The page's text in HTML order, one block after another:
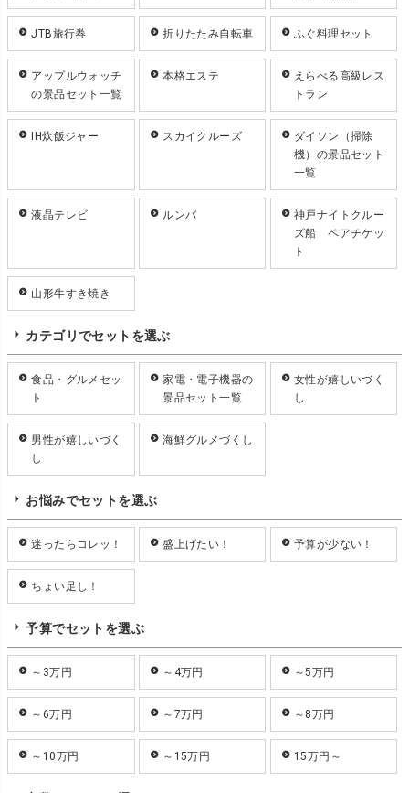
JTB旅行券 折りたたみ自転車 ふぐ料理セット
アップルウォッチ
の景品セット一覧
本格エステ
えらべる高級レス
トラン
IH炊飯ジャー スカイクルーズ
ダイソン（掃除
機）の景品セット
一覧
液晶テレビ ルンバ
神戸ナイトクルー
ズ船 ペアチケッ
ト
山形牛すき焼き
カテゴリでセットを選ぶ
食品・グルメセッ
ト
家電・電子機器の
景品セット一覧
女性が嬉しいづく
し
男性が嬉しいづく
し
海鮮グルメづくし
お悩みでセットを選ぶ
迷ったらコレッ！ 盛上げたい！ 予算が少ない！
ちょい足し！
予算でセットを選ぶ
～3万円 ～4万円 ～5万円
～6万円 ～7万円 ～8万円
～10万円 ～15万円 15万円～